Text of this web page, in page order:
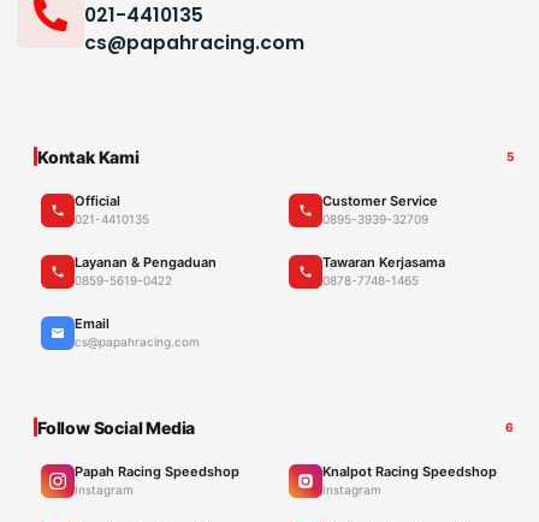
021-4410135
cs@papahracing.com
Kontak Kami 5
Official
021-4410135
Customer Service
0895-3939-32709
Layanan & Pengaduan
0859-5619-0422
Tawaran Kerjasama
0878-7748-1465
Email
cs@papahracing.com
Follow Social Media 6
Papah Racing Speedshop
Instagram
Knalpot Racing Speedshop
Instagram